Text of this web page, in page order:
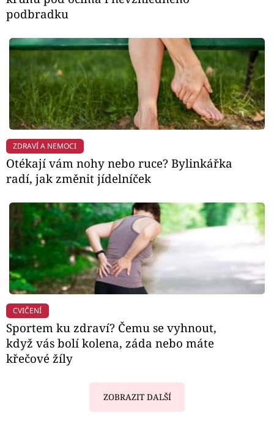
podbradku
ZDRAVÍ A NEMOCI
Otékají vám nohy nebo ruce? Bylinkářka
radí, jak změnit jídelníček
CVIČENÍ
Sportem ku zdraví? Čemu se vyhnout,
když vás bolí kolena, záda nebo máte
křečové žíly
ZOBRAZIT DALŠÍ